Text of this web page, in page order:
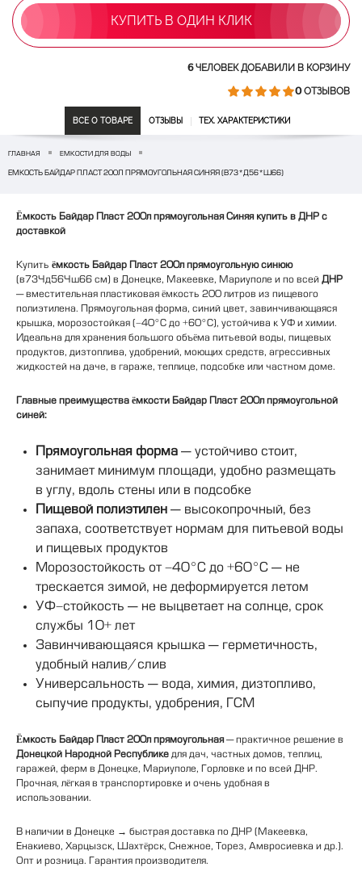
КУПИТЬ В ОДИН КЛИК
ВСЕ О ТОВАРЕ ОТЗЫВЫ ТЕХ. ХАРАКТЕРИСТИКИ
6ЧЕЛОВЕК ДОБАВИЛИ В КОРЗИНУ
0ОТЗЫВОВ
ГЛАВНАЯ ЕМКОСТИ ДЛЯ ВОДЫ
ЕМКОСТЬ БАЙДАР ПЛАСТ 200Л ПРЯМОУГОЛЬНАЯ СИНЯЯ (В73*Д56*Ш66)
Ёмкость Байдар Пласт 200л прямоугольная Синяя купить в ДНР с
доставкой
Купить ёмкость Байдар Пласт 200л прямоугольную синюю
(в73×д56×ш66 см) в Донецке, Макеевке, Мариуполе и по всей ДНР
— вместительная пластиковая ёмкость 200 литров из пищевого
полиэтилена. Прямоугольная форма, синий цвет, завинчивающаяся
крышка, морозостойкая (-40°C до +60°C), устойчива к УФ и химии.
Идеальна для хранения большого объёма питьевой воды, пищевых
продуктов, дизтоплива, удобрений, моющих средств, агрессивных
жидкостей на даче, в гараже, теплице, подсобке или частном доме.
Главные преимущества ёмкости Байдар Пласт 200л прямоугольной
синей:
Прямоугольная форма — устойчиво стоит,
занимает минимум площади, удобно размещать
в углу, вдоль стены или в подсобке
Пищевой полиэтилен — высокопрочный, без
запаха, соответствует нормам для питьевой воды
и пищевых продуктов
Морозостойкость от -40°C до +60°C — не
трескается зимой, не деформируется летом
УФ-стойкость — не выцветает на солнце, срок
службы 10+ лет
Завинчивающаяся крышка — герметичность,
удобный налив/слив
Универсальность — вода, химия, дизтопливо,
сыпучие продукты, удобрения, ГСМ
Ёмкость Байдар Пласт 200л прямоугольная— практичное решение в
Донецкой Народной Республике для дач, частных домов, теплиц,
гаражей, ферм в Донецке, Мариуполе, Горловке и по всей ДНР.
Прочная, лёгкая в транспортировке и очень удобная в
использовании.
В наличии в Донецке → быстрая доставка по ДНР (Макеевка,
Енакиево, Харцызск, Шахтёрск, Снежное, Торез, Амвросиевка и др.).
Опт и розница. Гарантия производителя.